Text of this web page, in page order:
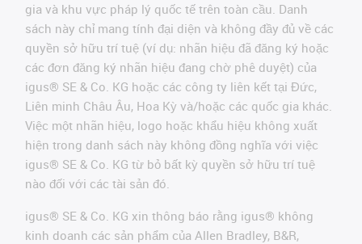
gia và khu vực pháp lý quốc tế trên toàn cầu. Danh
sách này chỉ mang tính đại diện và không đầy đủ về các
quyền sở hữu trí tuệ (ví dụ: nhãn hiệu đã đăng ký hoặc
các đơn đăng ký nhãn hiệu đang chờ phê duyệt) của
igus® SE & Co. KG hoặc các công ty liên kết tại Đức,
Liên minh Châu Âu, Hoa Kỳ và/hoặc các quốc gia khác.
Việc một nhãn hiệu, logo hoặc khẩu hiệu không xuất
hiện trong danh sách này không đồng nghĩa với việc
igus® SE & Co. KG từ bỏ bất kỳ quyền sở hữu trí tuệ
nào đối với các tài sản đó.
igus® SE & Co. KG xin thông báo rằng igus® không
kinh doanh các sản phẩm của Allen Bradley, B&R,